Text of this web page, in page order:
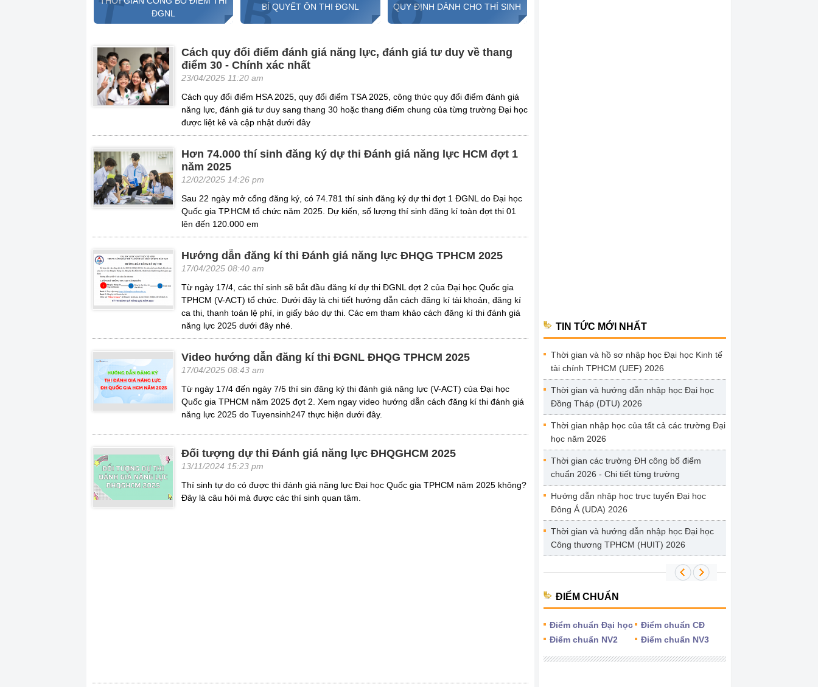
T
ĐGNL
BBÍ QUYẾT ÔN THI ĐGNL Q
QUY ĐỊNH DÀNH CHO THÍ SINH
Cách quy đổi điểm đánh giá năng lực, đánh giá tư duy về thang
điểm 30 - Chính xác nhất
23/04/2025 11:20 am
Cách quy đổi điểm HSA 2025, quy đổi điểm TSA 2025, công thức quy đổi điểm đánh giá
năng lực, đánh giá tư duy sang thang 30 hoặc thang điểm chung của từng trường Đại học
được liệt kê và cập nhật dưới đây
Hơn 74.000 thí sinh đăng ký dự thi Đánh giá năng lực HCM đợt 1
năm 2025
12/02/2025 14:26 pm
Sau 22 ngày mở cổng đăng ký, có 74.781 thí sinh đăng ký dự thi đợt 1 ĐGNL do Đại học
Quốc gia TP.HCM tổ chức năm 2025. Dự kiến, số lượng thí sinh đăng kí toàn đợt thi 01
lên đến 120.000 em
Hướng dẫn đăng kí thi Đánh giá năng lực ĐHQG TPHCM 2025
17/04/2025 08:40 am
Từ ngày 17/4, các thí sinh sẽ bắt đầu đăng kí dự thi ĐGNL đợt 2 của Đại học Quốc gia
TPHCM (V-ACT) tổ chức. Dưới đây là chi tiết hướng dẫn cách đăng kí tài khoản, đăng kí
ca thi, thanh toán lệ phí, in giấy báo dự thi. Các em tham khảo cách đăng kí thi đánh giá
năng lực 2025 dưới đây nhé.
Video hướng dẫn đăng kí thi ĐGNL ĐHQG TPHCM 2025
17/04/2025 08:43 am
Từ ngày 17/4 đến ngày 7/5 thí sin đăng ký thi đánh giá năng lực (V-ACT) của Đại học
Quốc gia TPHCM năm 2025 đợt 2. Xem ngay video hướng dẫn cách đăng kí thi đánh giá
năng lực 2025 do Tuyensinh247 thực hiện dưới đây.
Đối tượng dự thi Đánh giá năng lực ĐHQGHCM 2025
13/11/2024 15:23 pm
Thí sinh tự do có được thi đánh giá năng lực Đại học Quốc gia TPHCM năm 2025 không?
Đây là câu hỏi mà được các thí sinh quan tâm.
TIN TỨC MỚI NHẤT
Thời gian và hồ sơ nhập học Đại học Kinh tế
tài chính TPHCM (UEF) 2026
Thời gian và hướng dẫn nhập học Đại học
Đồng Tháp (DTU) 2026
Thời gian nhập học của tất cả các trường Đại
học năm 2026
Thời gian các trường ĐH công bố điểm
chuẩn 2026 - Chi tiết từng trường
Hướng dẫn nhập học trực tuyến Đại học
Đông Á (UDA) 2026
Thời gian và hướng dẫn nhập học Đại học
Công thương TPHCM (HUIT) 2026
ĐIỂM CHUẨN
Điểm chuẩn Đại học
Điểm chuẩn CĐ
Điểm chuẩn NV2
Điểm chuẩn NV3